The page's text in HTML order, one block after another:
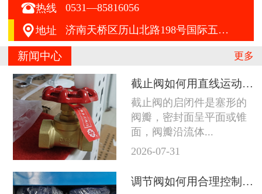
热线 0531—85816056
地址 济南天桥区历山北路198号国际五金机电城A区412号
更多
新闻中心
截止阀如何用直线运动征服严苛工况
截止阀的启闭件是塞形的
阀瓣，密封面呈平面或锥
面，阀瓣沿流体...
2026-07-31
调节阀如何用合理控制征服苛刻工况